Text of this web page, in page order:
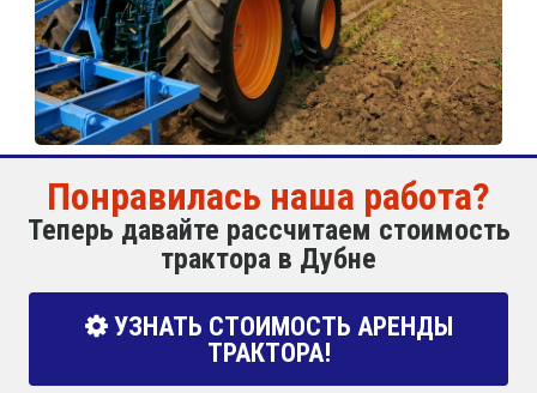
Понравилась наша работа?
Теперь давайте рассчитаем стоимость
трактора в Дубне
УЗНАТЬ СТОИМОСТЬ АРЕНДЫ
ТРАКТОРА!